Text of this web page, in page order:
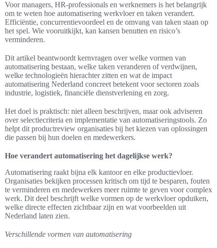
Voor managers, HR-professionals en werknemers is het belangrijk
om te weten hoe automatisering werkvloer en taken verandert.
Efficiëntie, concurrentievoordeel en de omvang van taken staan op
het spel. Wie vooruitkijkt, kan kansen benutten en risico’s
verminderen.
Dit artikel beantwoordt kernvragen over welke vormen van
automatisering bestaan, welke taken veranderen of verdwijnen,
welke technologieën hierachter zitten en wat de impact
automatisering Nederland concreet betekent voor sectoren zoals
industrie, logistiek, financiële dienstverlening en zorg.
Het doel is praktisch: niet alleen beschrijven, maar ook adviseren
over selectiecriteria en implementatie van automatiseringstools. Zo
helpt dit productreview organisaties bij het kiezen van oplossingen
die passen bij hun doelen en medewerkers.
Hoe verandert automatisering het dagelijkse werk?
Automatisering raakt bijna elk kantoor en elke productievloer.
Organisaties bekijken processen kritisch om tijd te besparen, fouten
te verminderen en medewerkers meer ruimte te geven voor complex
werk. Dit deel beschrijft welke vormen op de werkvloer opduiken,
welke directe effecten zichtbaar zijn en wat voorbeelden uit
Nederland laten zien.
Verschillende vormen van automatisering